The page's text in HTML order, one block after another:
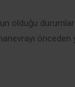
olduğu